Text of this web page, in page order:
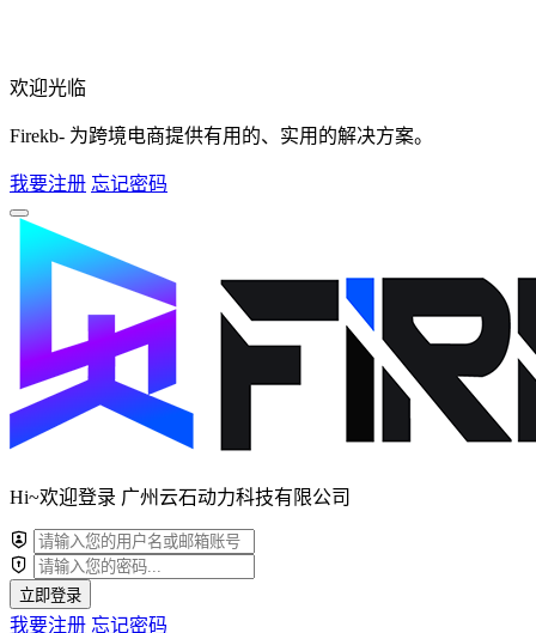
欢迎光临
Firekb- 为跨境电商提供有用的、实用的解决方案。
我要注册 忘记密码
Hi~欢迎登录 广州云石动力科技有限公司
立即登录
我要注册 忘记密码